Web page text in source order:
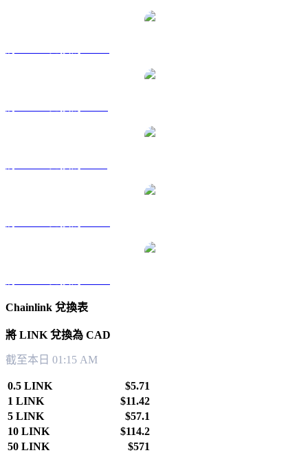
Chainlink 兌換表
將 LINK 兌換為 CAD
截至本日 01:15 AM
0.5 LINK
$5.71
1 LINK
$11.42
5 LINK
$57.1
10 LINK
$114.2
50 LINK
$571